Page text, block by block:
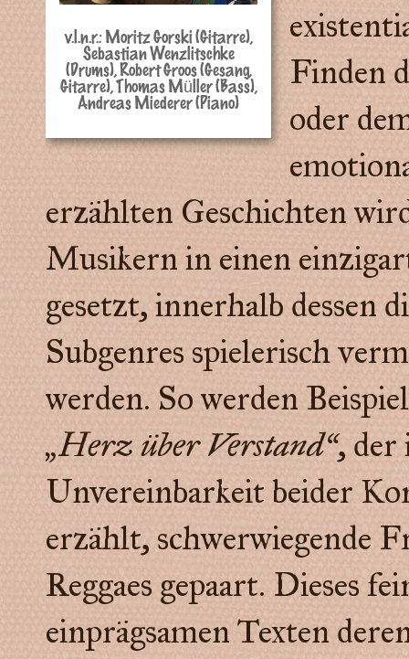
v.l.n.r.: Moritz Gorski (Gitarre),
Sebastian Wenzlitschke
(Drums), Robert Groos (Gesang,
Gitarre), Thomas Müller (Bass),
Andreas Miederer (Piano)
Finden
oder
erzählten Geschichten
Musikern in einen
gesetzt, innerhalb dessen
Subgenres spielerisch
werden. So werden
„Herz über Verstand“, der
Unvereinbarkeit beider
erzählt, schwerwiegende
Reggaes gepaart. Dieses
einprägsamen Texten